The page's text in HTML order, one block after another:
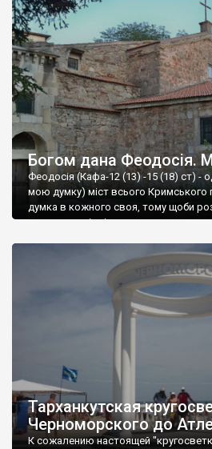
Богом дана Феодосія.
Феодосія (Кафа-12 (13) -15 (18) ст) -
мою думку) міст всього Кримського
думка в кожного своя, тому щоби
запрошую відвідати це
Тарханкутская
Черноморского до
К сожалению настоящей